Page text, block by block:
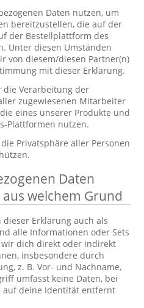
Daten nutzen, um
bereitzustellen, die auf der
der Bestellplattform des
Unter diesen Umständen
von diesem/diesen Partner(n)
mit dieser Erklärung.
die Verarbeitung der
zugewiesenen Mitarbeiter
eines unserer Produkte und
Plattformen nutzen.
Privatsphäre aller Personen
Daten
welchem Grund
dieser Erklärung auch als
alle Informationen oder Sets
dich direkt oder indirekt
insbesondere durch
z. B. Vor- und Nachname,
umfasst keine Daten, bei
auf deine Identität entfernt